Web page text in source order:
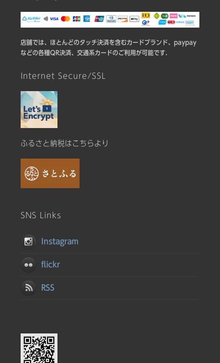
店舗では、ほとんどのタッチ決済を含むカードブランド、paypay
などの各種QR決済、交通系カードのご利用が可能です.
Internet Secure/SSL
ふるさと納税はこちらより
SNS Links
Instagram
flickr
RSS